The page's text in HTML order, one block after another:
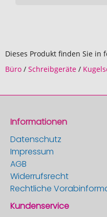
Dieses Produkt finden Sie in
Büro / Schreibgeräte /
Informationen
Datenschutz
Impressum
AGB
Widerrufsrecht
Rechtliche
Kundenservice